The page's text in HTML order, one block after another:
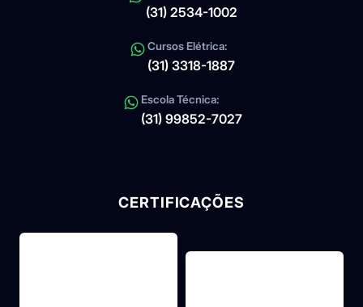
(31) 2534-1002
Cursos Elétrica:
(31) 3318-1887
Escola Técnica:
(31) 99852-7027
CERTIFICAÇÕES